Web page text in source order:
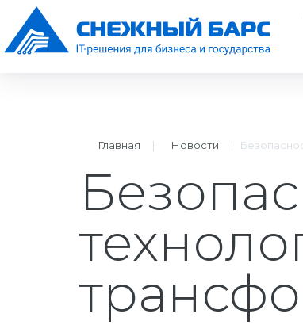
Главная | Новости |